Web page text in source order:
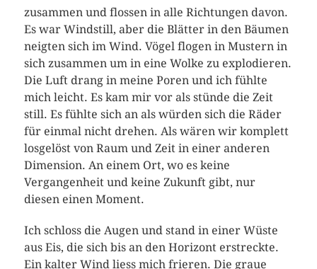
zusammen und flossen in alle Richtungen davon.
Es war Windstill, aber die Blätter in den Bäumen
neigten sich im Wind. Vögel flogen in Mustern in
sich zusammen um in eine Wolke zu explodieren.
Die Luft drang in meine Poren und ich fühlte
mich leicht. Es kam mir vor als stünde die Zeit
still. Es fühlte sich an als würden sich die Räder
für einmal nicht drehen. Als wären wir komplett
losgelöst von Raum und Zeit in einer anderen
Dimension. An einem Ort, wo es keine
Vergangenheit und keine Zukunft gibt, nur
diesen einen Moment.
Ich schloss die Augen und stand in einer Wüste
aus Eis, die sich bis an den Horizont erstreckte.
Ein kalter Wind liess mich frieren. Die graue